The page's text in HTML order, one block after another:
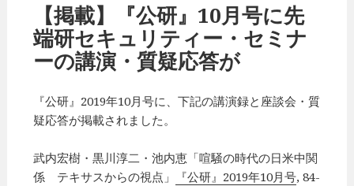
【掲載】『公研』10月号に先
端研セキュリティー・セミナ
ーの講演・質疑応答が
『公研』2019年10月号に、下記の講演録と座談会・質
疑応答が掲載されました。
武内宏樹・黒川淳二・池内恵「喧騒の時代の日米中関
係 テキサスからの視点」
『公研』2019年10月号, 84-